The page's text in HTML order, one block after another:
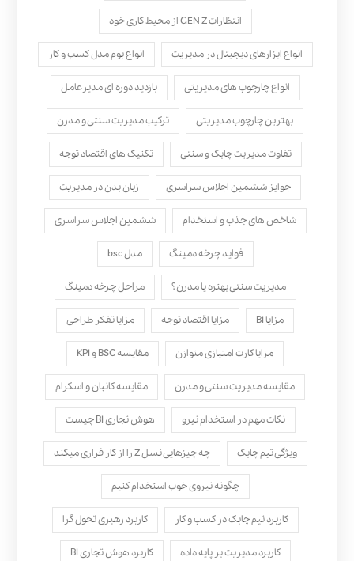
انتظارات GEN Z از محیط کاری خود
انواع ابزارهای دیجیتال در مدیریت انواع بوم مدل کسب‌ و کار
انواع چارچوب های مدیریتی بازدید دوره ای مدیرعامل
بهترین چارچوب مدیریتی ترکیب مدیریت سنتی و مدرن
تفاوت مدیریت چابک و سنتی تکنیک های اقتصاد توجه
جوایز ششمین اجلاس سراسری زبان بدن در مدیریت
شاخص های جذب و استخدام ششمین اجلاس سراسری
فواید چرخه دمینگ مدل bsc
مدیریت سنتی بهتره یا مدرن؟ مراحل چرخه دمینگ
مزایا BI مزایا اقتصاد توجه مزایا تفکر طراحی
مزایا کارت امتیازی متوازن مقایسه BSC و KPI
مقایسه مدیریت سنتی و مدرن مقایسه کانبان و اسکرام
نکات مهم در استخدام نیرو هوش تجاری BI چیست
ویژگی تیم چابک چه چیزهایی نسل Z را از کار فراری میکند
چگونه نیروی خوب استخدام کنیم
کاربرد تیم چابک در کسب و کار کاربرد رهبری تحول‌ گرا
کاربرد مدیریت بر پایه داده کاربرد هوش تجاری BI